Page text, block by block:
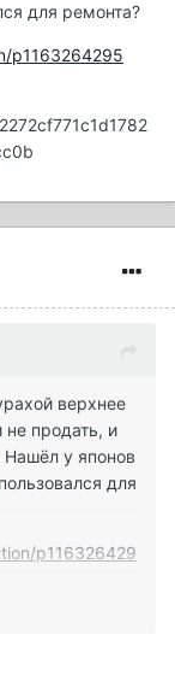
для ремонта?
p1163264295
верхнее
не продать, и
Нашёл у японов
для
p116326429